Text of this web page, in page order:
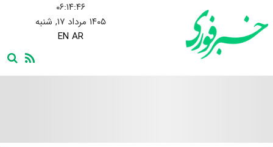
۰۶:۱۴:۴۷
۱۴۰۵ مرداد ۱۷, شنبه
EN AR